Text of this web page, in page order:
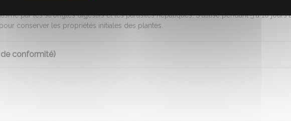
de PARANAT, mélange d'huiles essentielles et d'extraits végétaux naturels permettant
par les strongles digestifs et les parasites hépatiques. S'utilise pendant 5 à 10
conserver les propriétés initiales des plantes.
conformité)